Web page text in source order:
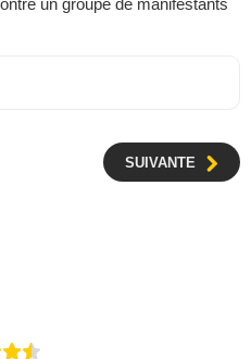
un groupe de manifestants
SUIVANTE